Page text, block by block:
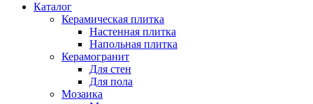
Каталог
Керамическая плитка
Настенная плитка
Напольная плитка
Керамогранит
Для стен
Для пола
Мозаика